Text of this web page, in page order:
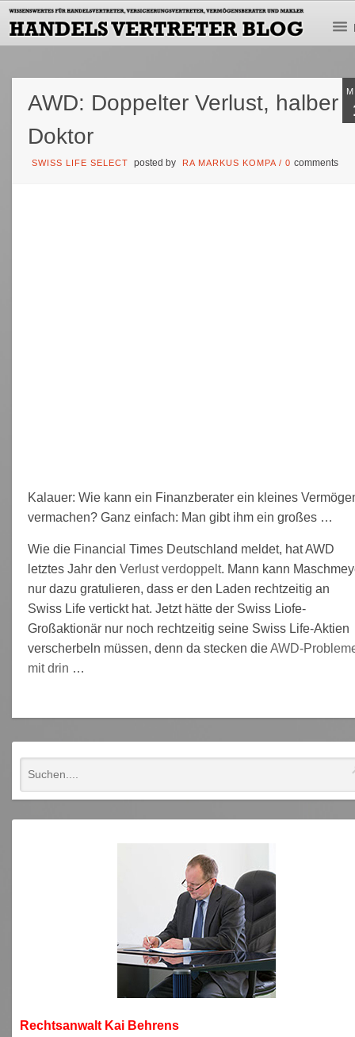
AWD: Doppelter Verlust, halber
Doktor
SWISS LIFE SELECT posted by RA MARKUS KOMPA /0comments
Kalauer: Wie kann ein Finanzberater ein kleines
vermachen? Ganz einfach: Man gibt ihm ein großes …
Wie die Financial Times Deutschland meldet, hat AWD
letztes Jahr denVerlust verdoppelt. Mann kann
nur dazu gratulieren, dass er den Laden rechtzeitig an
Swiss Life vertickt hat. Jetzt hätte der Swiss Liofe-
Großaktionär nur noch rechtzeitig seine Swiss Life-Aktien
verscherbeln müssen, denn da stecken dieAWD-
mit drin …
Rechtsanwalt Kai Behrens